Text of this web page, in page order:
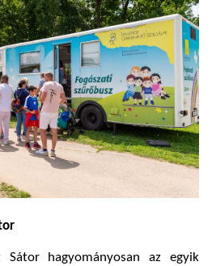
Sátor hagyományosan az egyik